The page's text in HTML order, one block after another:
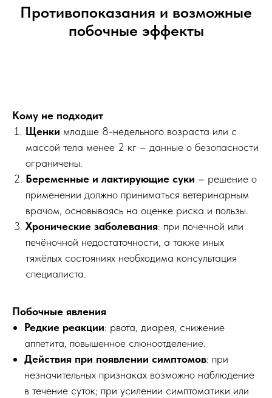
Противопоказания и возможные
побочные эффекты
Кому не подходит
Щенки младше 8-недельного возраста или с
массой тела менее 2 кг – данные о безопасности
ограничены.
Беременные и лактирующие суки – решение о
применении должно приниматься ветеринарным
врачом, основываясь на оценке риска и пользы.
Хронические заболевания: при почечной или
печёночной недостаточности, а также иных
тяжёлых состояниях необходима консультация
специалиста.
Побочные явления
Редкие реакции: рвота, диарея, снижение
аппетита, повышенное слюноотделение.
Действия при появлении симптомов: при
незначительных признаках возможно наблюдение
в течение суток; при усилении симптоматики или